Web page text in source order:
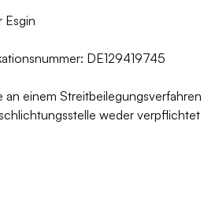
Esgin
DE129419745
an einem Streitbeilegungsverfahren
weder verpflichtet